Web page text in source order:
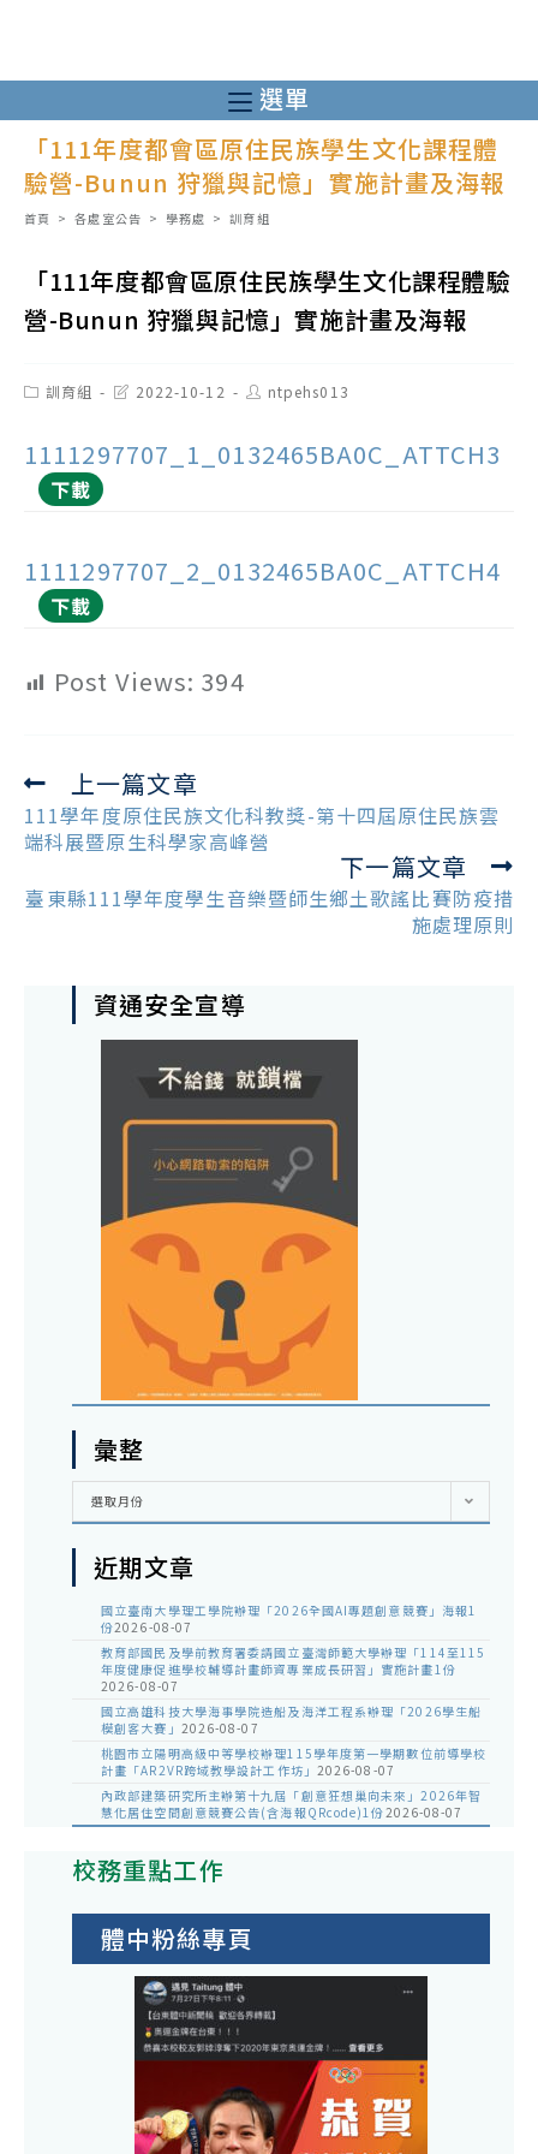
至
主
內
選單
「111年度都會區原住民族學生文化課程體
驗營-Bunun 狩獵與記憶」實施計畫及海報
首頁 > 各處室公告 > 學務處 > 訓育組
「111年度都會區原住民族學生文化課程體驗
營-Bunun 狩獵與記憶」實施計畫及海報
Post訓育組
Post2022-10-12
Post
author:
ntpehs013
1111297707_1_0132465BA0C_ATTCH3
下載
1111297707_2_0132465BA0C_ATTCH4
下載
Post Views: 394
Read
more
articles
上一篇文章
111學年度原住民族文化科教獎-第十四屆原住民族雲
端科展暨原生科學家高峰營
下一篇文章
臺東縣111學年度學生音樂暨師生鄉土歌謠比賽防疫措
施處理原則
資通安全宣導
彙整
彙
選取月份
近期文章
國立臺南大學理工學院辦理「2026全國AI專題創意競賽」海報1
份2026-08-07
教育部國民及學前教育署委請國立臺灣師範大學辦理「114至115
年度健康促進學校輔導計畫師資專業成長研習」實施計畫1份
2026-08-07
國立高雄科技大學海事學院造船及海洋工程系辦理「2026學生船
模創客大賽」 2026-08-07
桃園市立陽明高級中等學校辦理115學年度第一學期數位前導學校
計畫「AR2VR跨域教學設計工作坊」 2026-08-07
內政部建築研究所主辦第十九屆「創意狂想巢向未來」2026年智
慧化居住空間創意競賽公告(含海報QRcode)1份2026-08-07
校務重點工作
體中粉絲專頁